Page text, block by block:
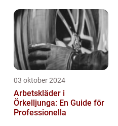
03 oktober 2024
Arbetskläder i
Örkelljunga: En Guide för
Professionella